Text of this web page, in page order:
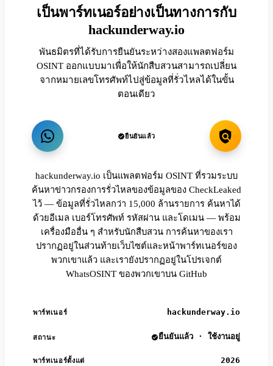
เป็นพาร์ทเนอร์อย่างเป็นทางการกับ
hackunderway.io
พันธมิตรที่ได้รับการยืนยันระหว่างสองแพลตฟอร์ม
OSINT ออกแบบมาเพื่อให้นักสืบสวนสามารถเปลี่ยน
จากหมายเลขโทรศัพท์ไปสู่ข้อมูลที่รั่วไหลได้ในขั้น
ตอนเดียว
ยืนยันแล้ว
hackunderway.io เป็นแพลตฟอร์ม OSINT ที่รวมระบบ
ค้นหาข่าวกรองการรั่วไหลของข้อมูลของ CheckLeaked
ไว้ — ข้อมูลที่รั่วไหลกว่า 15,000 ล้านรายการ ค้นหาได้
ด้วยอีเมล เบอร์โทรศัพท์ รหัสผ่าน และโดเมน — พร้อม
เครื่องมืออื่น ๆ สำหรับนักสืบสวน การค้นหาของเรา
ปรากฏอยู่ในส่วนท้ายเว็บไซต์และหน้าพาร์ทเนอร์ของ
พวกเขาแล้ว และเรายังปรากฏอยู่ในโปรเจกต์
WhatsOSINT ของพวกเขาบน GitHub
พาร์ทเนอร์ hackunderway.io
สถานะ ยืนยันแล้ว · ใช้งานอยู่
พาร์ทเนอร์ตั้งแต่ 2026